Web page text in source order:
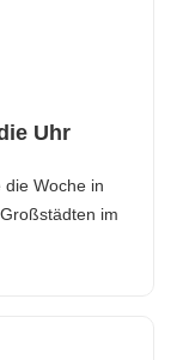
Uhr
die Woche in
im